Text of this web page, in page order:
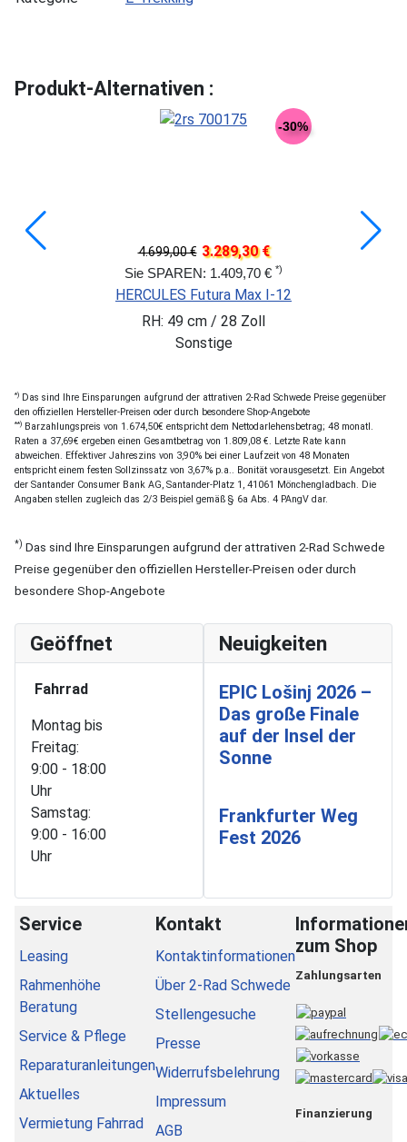
Produkt-Alternativen :
-30%
4.699,00 € 3.289,30 €
Sie SPAREN: 1.409,70 € *)
HERCULES Futura Max I-12
RH: 49 cm / 28 Zoll
Sonstige
*) Das sind Ihre Einsparungen aufgrund der attrativen 2-Rad Schwede Preise gegenüber
den offiziellen Hersteller-Preisen oder durch besondere Shop-Angebote
**) Barzahlungspreis von 1.674,50€ entspricht dem Nettodarlehensbetrag; 48 monatl.
Raten a 37,69€ ergeben einen Gesamtbetrag von 1.809,08 €. Letzte Rate kann
abweichen. Effektiver Jahreszins von 3,90% bei einer Laufzeit von 48 Monaten
entspricht einem festen Sollzinssatz von 3,67% p.a.. Bonität vorausgesetzt. Ein Angebot
der Santander Consumer Bank AG, Santander-Platz 1, 41061 Mönchengladbach. Die
Angaben stellen zugleich das 2/3 Beispiel gemäß § 6a Abs. 4 PAngV dar.
*) Das sind Ihre Einsparungen aufgrund der attrativen 2-Rad Schwede
Preise gegenüber den offiziellen Hersteller-Preisen oder durch
besondere Shop-Angebote
Geöffnet
Fahrrad
Montag bis
Freitag:
9:00 - 18:00
Uhr
Samstag:
9:00 - 16:00
Uhr
Neuigkeiten
EPIC Lošinj 2026 –
Das große Finale
auf der Insel der
Sonne
Frankfurter Weg
Fest 2026
Service
Leasing
Rahmenhöhe
Beratung
Service & Pflege
Reparaturanleitungen
Aktuelles
Vermietung Fahrrad
Kontakt
Kontaktinformationen
Über 2-Rad Schwede
Stellengesuche
Presse
Widerrufsbelehrung
Impressum
AGB
zum Shop
Zahlungsarten
Finanzierung